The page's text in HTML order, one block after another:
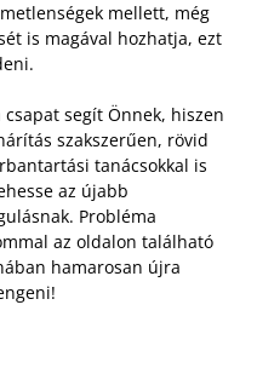
mellett, még
is magával hozhatja, ezt
segít Önnek, hiszen
szakszerűen, rövid
tanácsokkal is
az újabb
Probléma
az oldalon található
hamarosan újra